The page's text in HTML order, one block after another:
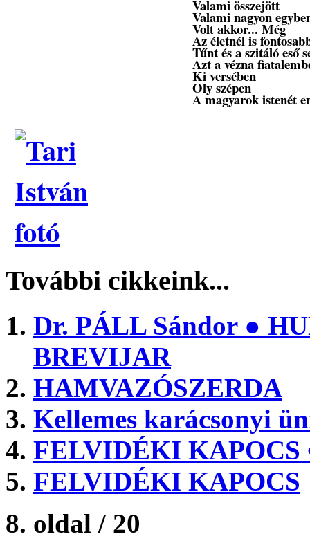
Valami összejött
Valami nagyon
Volt akkor... Még
Az életnél is
Tűnt és a szitáló eső
Azt a vézna
Ki versében
Oly szépen
A magyarok istenét
További cikkeink...
Dr. PÁLL Sándor ●
BREVIJAR
HAMVAZÓSZERDA
Kellemes karácsonyi
FELVIDÉKI KAPOCS
FELVIDÉKI KAPOCS
8. oldal / 20